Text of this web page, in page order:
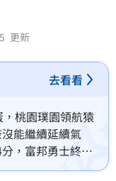
更新
去看看
桃園璞園領航猿
能繼續延續氣
，富邦勇士終場
牌。